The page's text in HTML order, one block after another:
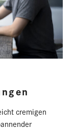
cremigen